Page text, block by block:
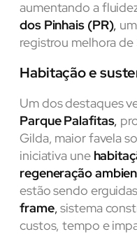
aumentando a
dos Pinhais (PR),
registrou melhora
Habitação e
Um dos destaques
Parque Palafitas,
Gilda, maior favela
iniciativa une
regeneração
estão sendo
frame, sistema
custos, tempo e